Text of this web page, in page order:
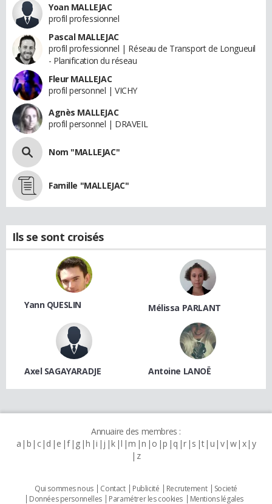
Yoan MALLEJAC
profil professionnel
Pascal MALLEJAC
profil professionnel | Réseau de Transport de Longueuil
- Planification du réseau
Fleur MALLEJAC
profil personnel | VICHY
Agnès MALLEJAC
profil personnel | DRAVEIL
Nom "MALLEJAC"
Famille "MALLEJAC"
Ils se sont croisés
Yann QUESLIN Mélissa PARLANT
Axel SAGAYARADJE Antoine LANOË
Annuaire des membres :
a b c d e f g h i j k l m n o p q r s t u v w x y
z
Qui sommes nous Contact Publicité Recrutement
Societé
Données personnelles
Paramétrer les cookies
Mentions légales